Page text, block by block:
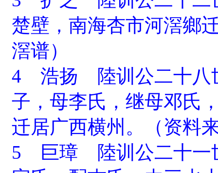
楚壁，南海杏市河滘鄉
滘谱）
4 浩扬 陸训公二十八
子，母李氏，继母邓氏
迁居广西横州。（资料
5 巨璋 陸训公二十一